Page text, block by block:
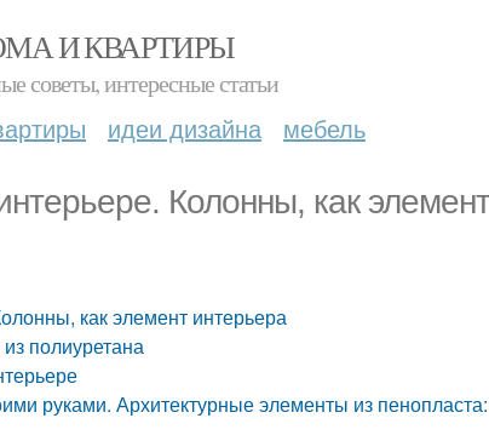
И КВАРТИРЫ
советы, интересные статьи
идеи дизайна мебель
Колонны, как элемент
как элемент интерьера
полиуретана
руками. Архитектурные элементы из